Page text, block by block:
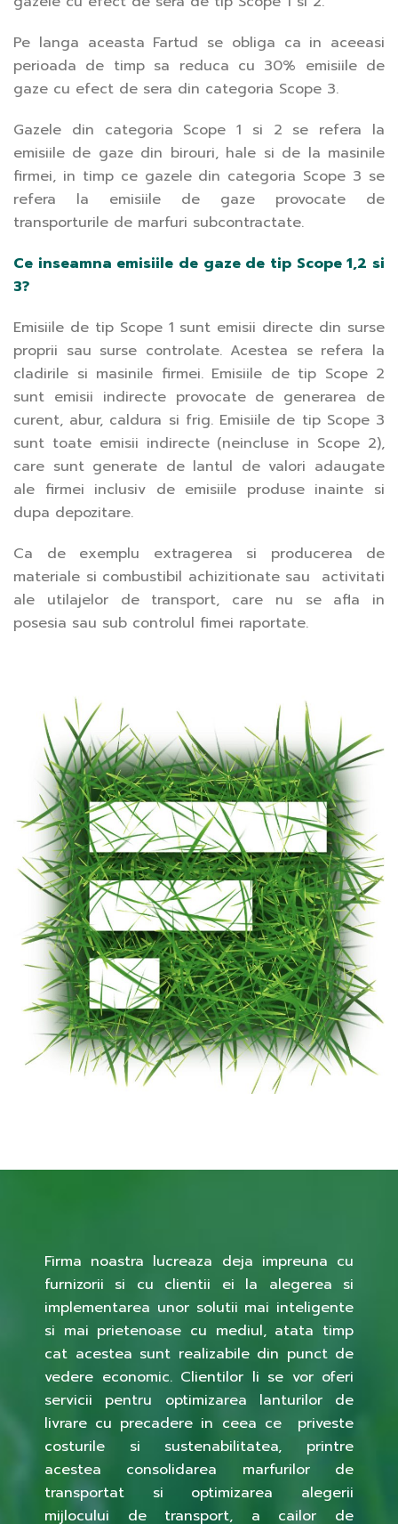
Pe langa aceasta Fartud se obliga ca in aceeasi
perioada de timp sa reduca cu 30% emisiile de
gaze cu efect de sera din categoria Scope 3.
Gazele din categoria Scope 1 si 2 se refera la
emisiile de gaze din birouri, hale si de la masinile
firmei, in timp ce gazele din categoria Scope 3 se
refera la emisiile de gaze provocate de
transporturile de marfuri subcontractate.
Ce inseamna emisiile de gaze de tip Scope 1,2 si
3?
Emisiile de tip Scope 1 sunt emisii directe din surse
proprii sau surse controlate. Acestea se refera la
cladirile si masinile firmei. Emisiile de tip Scope 2
sunt emisii indirecte provocate de generarea de
curent, abur, caldura si frig. Emisiile de tip Scope 3
sunt toate emisii indirecte (neincluse in Scope 2),
care sunt generate de lantul de valori adaugate
ale firmei inclusiv de emisiile produse inainte si
dupa depozitare.
Ca de exemplu extragerea si producerea de
materiale si combustibil achizitionate sau activitati
ale utilajelor de transport, care nu se afla in
posesia sau sub controlul fimei raportate.
Firma noastra lucreaza deja impreuna cu
furnizorii si cu clientii ei la alegerea si
implementarea unor solutii mai inteligente
si mai prietenoase cu mediul, atata timp
cat acestea sunt realizabile din punct de
vedere economic. Clientilor li se vor oferi
servicii pentru optimizarea lanturilor de
livrare cu precadere in ceea ce priveste
costurile si sustenabilitatea, printre
acestea consolidarea marfurilor de
transportat si optimizarea alegerii
mijlocului de transport, a cailor de